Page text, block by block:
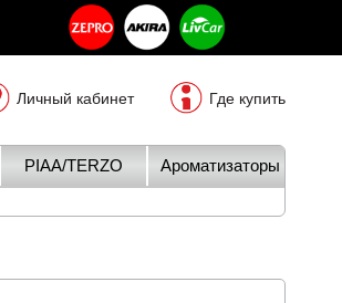
Где купить
Личный кабинет
PIAA/TERZO Ароматизаторы